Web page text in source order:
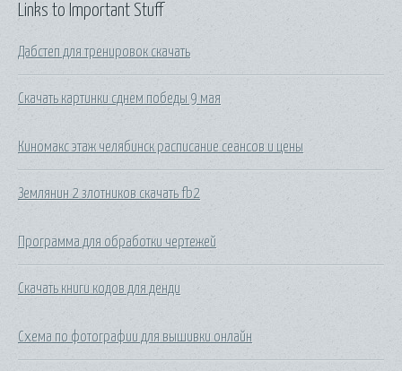
Links to Important Stuff
Дабстеп для тренировок скачать
Скачать картинки сднем победы 9 мая
Киномакс этаж челябинск расписание сеансов и цены
Землянин 2 злотников скачать fb2
Программа для обработки чертежей
Скачать книги кодов для денди
Схема по фотографии для вышивки онлайн